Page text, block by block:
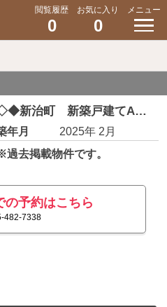
閲覧履歴
0
お気に入り
0
メニュー
◇◆新治町 新築戸建てA棟◆◇
年月
2025年 2月
過去掲載物件です。
の予約はこちら
482-7338